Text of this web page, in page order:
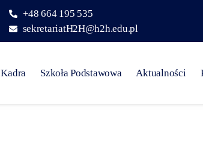
+48 664 195 535
sekretariatH2H@h2h.edu.pl
Kadra Szkoła Podstawowa Aktualności